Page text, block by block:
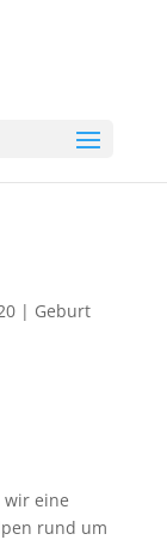
| Geburt
wir eine
rund um